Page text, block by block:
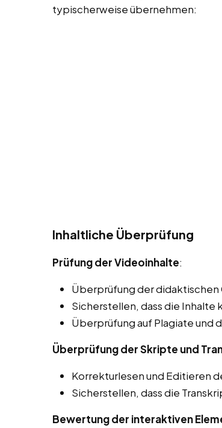
typischerweise übernehmen:
Inhaltliche Überprüfung
Prüfung der Videoinhalte:
Überprüfung der didaktischen
Sicherstellen, dass die Inhalte
Überprüfung auf Plagiate und
Überprüfung der Skripte und
Korrekturlesen und Editieren
Sicherstellen, dass die
Bewertung der interaktiven